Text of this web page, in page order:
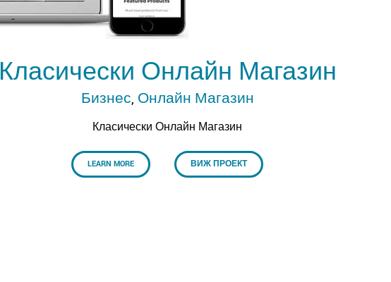
Класически Онлайн Магазин
Бизнес, Онлайн Магазин
Класически Онлайн Магазин
LEARN MORE ВИЖ ПРОЕКТ